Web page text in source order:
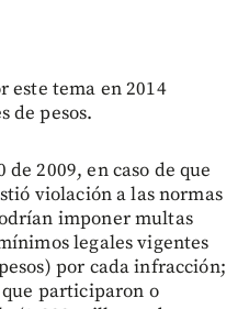
este tema en 2014
de pesos.
2009, en caso de que
violación a las normas
imponer multas
legales vigentes
por cada infracción;
participaron o